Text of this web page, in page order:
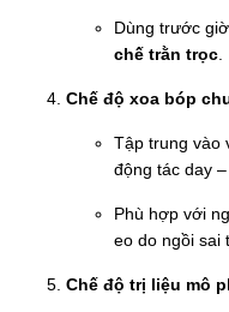
Dùng trước
chế trằn trọc.
Chế độ xoa bóp
Tập trung vào
động tác day
Phù hợp với
eo do ngồi sai
Chế độ trị liệu mô